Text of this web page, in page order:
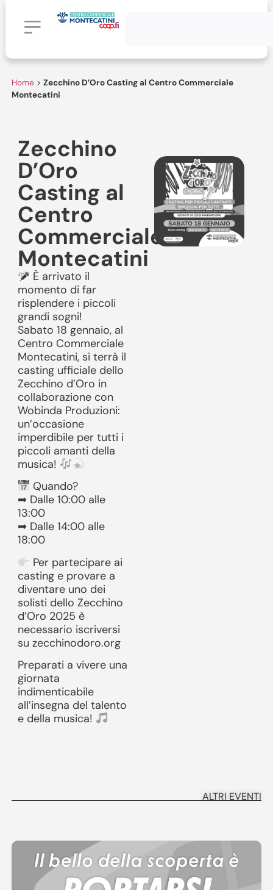
Home> Zecchino D’Oro Casting al Centro Commerciale
Montecatini
Zecchino
D’Oro
Casting al
Centro
Commerciale
Montecatini
È arrivato il
momento di far
risplendere i piccoli
grandi sogni!
Sabato 18 gennaio, al
Centro Commerciale
Montecatini, si terrà il
casting ufficiale dello
Zecchino d’Oro in
collaborazione con
Wobinda Produzioni:
un’occasione
imperdibile per tutti i
piccoli amanti della
musica!
Quando?
➡ Dalle 10:00 alle
13:00
➡ Dalle 14:00 alle
18:00
Per partecipare ai
casting e provare a
diventare uno dei
solisti dello Zecchino
d’Oro 2025 è
necessario iscriversi
su zecchinodoro.org
Preparati a vivere una
giornata
indimenticabile
all’insegna del talento
e della musica!
ALTRI EVENTI